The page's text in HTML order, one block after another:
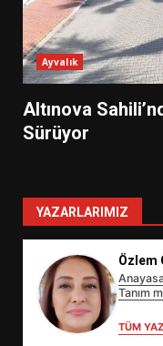
Ayvalık
Altınova
Sürüyor
YAZARLARIMIZ
Özlem
Tanım
TÜM